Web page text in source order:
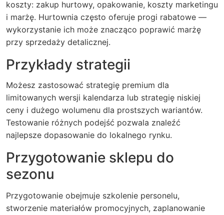
koszty: zakup hurtowy, opakowanie, koszty marketingu
i marżę. Hurtownia często oferuje progi rabatowe —
wykorzystanie ich może znacząco poprawić marżę
przy sprzedaży detalicznej.
Przykłady strategii
Możesz zastosować strategię premium dla
limitowanych wersji kalendarza lub strategię niskiej
ceny i dużego wolumenu dla prostszych wariantów.
Testowanie różnych podejść pozwala znaleźć
najlepsze dopasowanie do lokalnego rynku.
Przygotowanie sklepu do
sezonu
Przygotowanie obejmuje szkolenie personelu,
stworzenie materiałów promocyjnych, zaplanowanie